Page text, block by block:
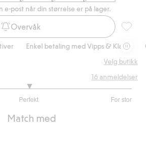
e-post når din størrelse er på lager.
Overvåk
Enkel betaling med Vipps & Klarna
Velg butikk
Perfekt For stor
16 anmeldelser
Match med